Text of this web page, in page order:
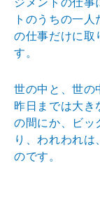
トのうちの一
の仕事だけに取
す。
世の中と、世の
昨日までは大き
の間にか、ビッ
り、われわれ
のです。